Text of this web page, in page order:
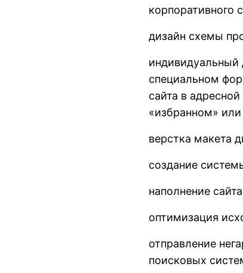
корпоративного
дизайн схемы
индивидуальный
специальном
сайта в
«избранном» или
верстка макета
создание
наполнение
оптимизация
отправление
поисковых